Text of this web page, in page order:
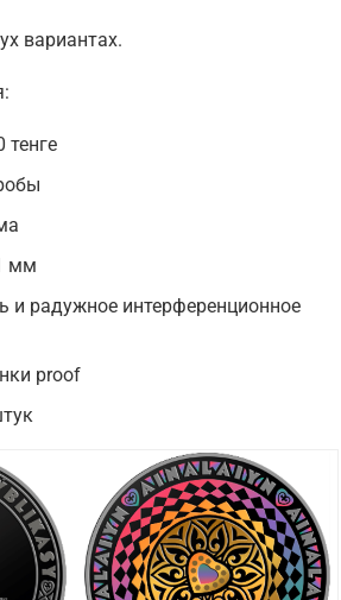
вариантах.
тенге
мм
и радужное интерференционное
proof